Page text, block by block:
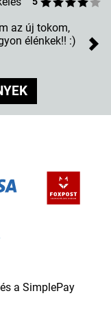
az új tokom,
élénkek!! :)
a SimplePay